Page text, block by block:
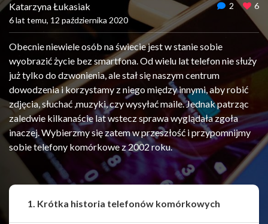
Katarzyna Łukasiak
6 lat temu, 12 października 2020
2 6
Obecnie niewiele osób na świecie jest w stanie sobie
wyobrazić życie bez smartfona. Od wielu lat telefon nie służy
już tylko do dzwonienia, ale stał się naszym centrum
dowodzenia i korzystamy z niego między innymi, aby robić
zdjęcia, słuchać ,muzyki, czy wysyłać maile. Jednak patrząc
zaledwie kilkanaście lat wstecz sprawa wyglądała zgoła
inaczej. Wybierzmy się zatem w przeszłość i przypomnijmy
sobie telefony komórkowe z 2002 roku.
1. Krótka historia telefonów komórkowych